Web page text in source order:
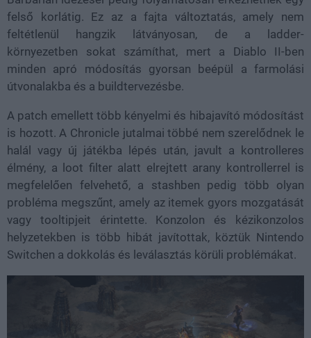
felső korlátig. Ez az a fajta változtatás, amely nem
feltétlenül hangzik látványosan, de a ladder-
környezetben sokat számíthat, mert a Diablo II-ben
minden apró módosítás gyorsan beépül a farmolási
útvonalakba és a buildtervezésbe.
A patch emellett több kényelmi és hibajavító módosítást
is hozott. A Chronicle jutalmai többé nem szerelődnek le
halál vagy új játékba lépés után, javult a kontrolleres
élmény, a loot filter alatt elrejtett arany kontrollerrel is
megfelelően felvehető, a stashben pedig több olyan
probléma megszűnt, amely az itemek gyors mozgatását
vagy tooltipjeit érintette. Konzolon és kézikonzolos
helyzetekben is több hibát javítottak, köztük Nintendo
Switchen a dokkolás és leválasztás körüli problémákat.